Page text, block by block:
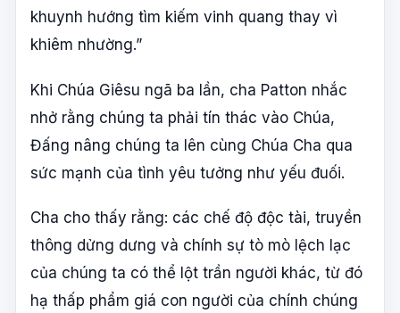
khuynh hướng tìm kiếm vinh quang thay vì
khiêm nhường.”
Khi Chúa Giêsu ngã ba lần, cha Patton nhắc
nhở rằng chúng ta phải tín thác vào Chúa,
Đấng nâng chúng ta lên cùng Chúa Cha qua
sức mạnh của tình yêu tưởng như yếu đuối.
Cha cho thấy rằng: các chế độ độc tài, truyền
thông dửng dưng và chính sự tò mò lệch lạc
của chúng ta có thể lột trần người khác, từ đó
hạ thấp phẩm giá con người của chính chúng